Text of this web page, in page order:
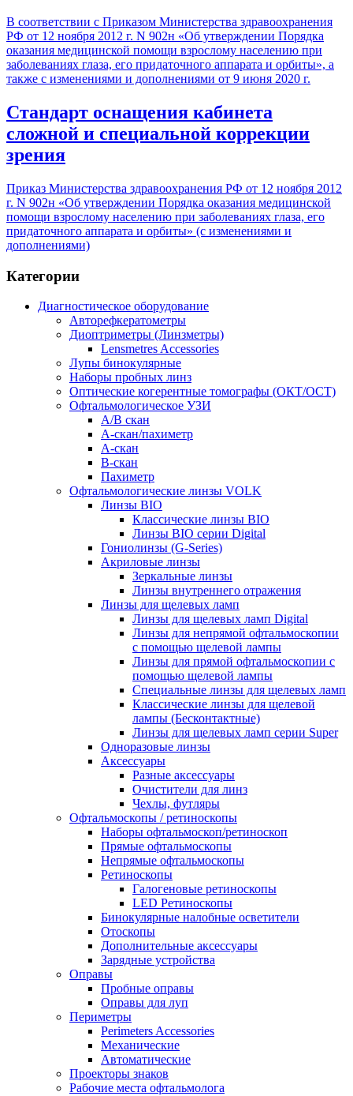
В соответствии с Приказом Министерства здравоохранения
РФ от 12 ноября 2012 г. N 902н «Об утверждении Порядка
оказания медицинской помощи взрослому населению при
заболеваниях глаза, его придаточного аппарата и орбиты», а
также с изменениями и дополнениями от 9 июня 2020 г.
Стандарт оснащения кабинета
сложной и специальной коррекции
зрения
Приказ Министерства здравоохранения РФ от 12 ноября 2012
г. N 902н «Об утверждении Порядка оказания медицинской
помощи взрослому населению при заболеваниях глаза, его
придаточного аппарата и орбиты» (с изменениями и
дополнениями)
Категории
Диагностическое оборудование
Авторефкератометры
Диоптриметры (Линзметры)
Lensmetres Accessories
Лупы бинокулярные
Наборы пробных линз
Оптические когерентные томографы (ОКТ/ОСТ)
Офтальмологическое УЗИ
A/B скан
A-скан/пахиметр
A-скан
B-скан
Пахиметр
Офтальмологические линзы VOLK
Линзы BIO
Классические линзы BIO
Линзы BIO серии Digital
Гониолинзы (G-Series)
Акриловые линзы
Зеркальные линзы
Линзы внутреннего отражения
Линзы для щелевых ламп
Линзы для щелевых ламп Digital
Линзы для непрямой офтальмоскопии
с помощью щелевой лампы
Линзы для прямой офтальмоскопии с
помощью щелевой лампы
Специальные линзы для щелевых ламп
Классические линзы для щелевой
лампы (Бесконтактные)
Линзы для щелевых ламп серии Super
Одноразовые линзы
Аксессуары
Разные аксессуары
Очистители для линз
Чехлы, футляры
Офтальмоскопы / ретиноскопы
Наборы офтальмоскоп/ретиноскоп
Прямые офтальмоскопы
Непрямые офтальмоскопы
Ретиноскопы
Галогеновые ретиноскопы
LED Ретиноскопы
Бинокулярные налобные осветители
Отоскопы
Дополнительные аксессуары
Зарядные устройства
Оправы
Пробные оправы
Оправы для луп
Периметры
Perimeters Accessories
Механические
Автоматические
Проекторы знаков
Рабочие места офтальмолога